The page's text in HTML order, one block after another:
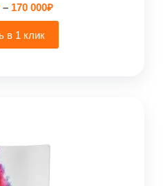
– 170 000₽Диапазон
цен:
600₽
в 1 клик